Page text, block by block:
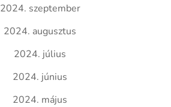
2024. szeptember
2024. augusztus
2024. július
2024. június
2024. május